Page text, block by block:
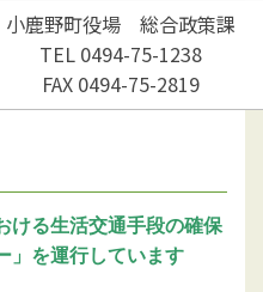
小鹿野町役場 総合政策課
TEL 0494-75-1238
FAX 0494-75-2819
ける生活交通手段の確保
」を運行しています